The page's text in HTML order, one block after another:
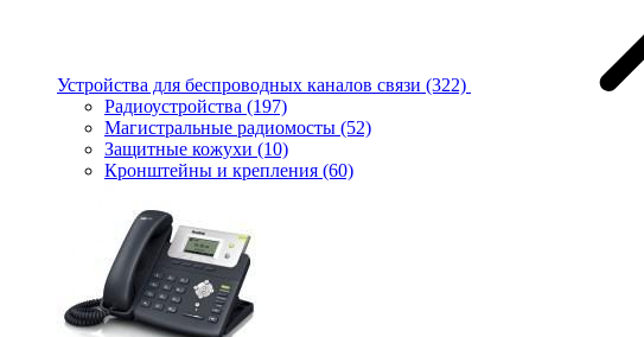
Устройства для беспроводных каналов связи (322)
Радиоустройства (197)
Магистральные радиомосты (52)
Защитные кожухи (10)
Кронштейны и крепления (60)